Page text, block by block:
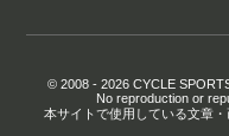
© 2008 - 2026 CYCLE
No reproduction or
本サイトで使用している文章